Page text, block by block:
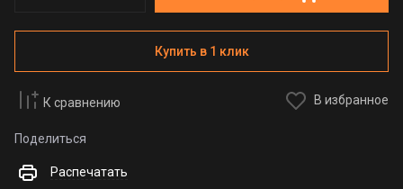
Купить в 1 клик
К сравнению В избранное
Поделиться
Распечатать